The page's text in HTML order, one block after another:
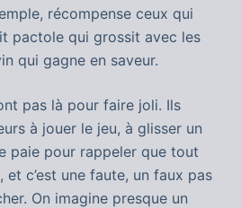
récompense ceux qui
pactole qui grossit avec les
qui gagne en saveur.
pas là pour faire joli. Ils
à jouer le jeu, à glisser un
paie pour rappeler que tout
et c’est une faute, un faux pas
On imagine presque un